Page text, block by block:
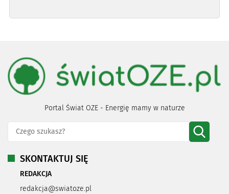
Portal Świat OZE - Energię mamy w naturze
SKONTAKTUJ SIĘ
REDAKCJA
redakcja@swiatoze.pl